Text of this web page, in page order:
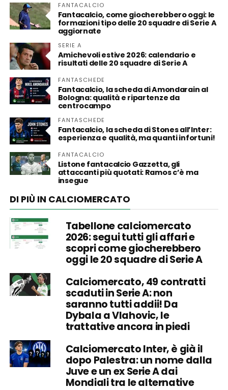
FANTACALCIO
Fantacalcio, come giocherebbero oggi: le
formazioni tipo delle 20 squadre di Serie A
aggiornate
SERIE A
Amichevoli estive 2026: calendario e
risultati delle 20 squadre di Serie A
FANTASCHEDE
Fantacalcio, la scheda di Amondarain al
Bologna: qualità e ripartenze da
centrocampo
FANTASCHEDE
Fantacalcio, la scheda di Stones all’Inter:
esperienza e qualità, ma quanti infortuni!
FANTACALCIO
Listone fantacalcio Gazzetta, gli
attaccanti più quotati: Ramos c’è ma
insegue
DI PIÙ IN CALCIOMERCATO
Tabellone calciomercato
2026: segui tutti gli affari e
scopri come giocherebbero
oggi le 20 squadre di Serie A
Calciomercato, 49 contratti
scaduti in Serie A: non
saranno tutti addii! Da
Dybala a Vlahovic, le
trattative ancora in piedi
Calciomercato Inter, è già il
dopo Palestra: un nome dalla
Juve e un ex Serie A dai
Mondiali tra le alternative